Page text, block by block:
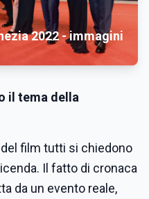
2022 - immagini
il tema della
del film tutti si chiedono
Il fatto di cronaca
da un evento reale,